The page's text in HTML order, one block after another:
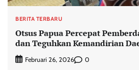
BERITA TERBARU
Otsus Papua Percepat
dan Teguhkan Kemandirian
Februari 26, 2026 0